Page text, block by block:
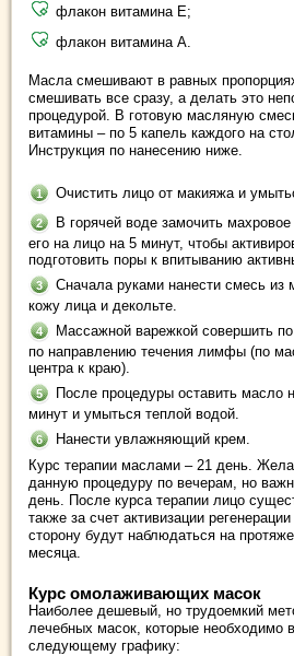
флакон витамина Е;
флакон витамина А.
Масла смешивают в равных
смешивать все сразу, а делать это
процедурой. В готовую масляную
витамины – по 5 капель каждого на
Инструкция по нанесению ниже.
Очистить лицо от макияжа и
В горячей воде замочить
его на лицо на 5 минут, чтобы
подготовить поры к впитыванию
Сначала руками нанести смесь из
кожу лица и декольте.
Массажной варежкой совершить
по направлению течения лимфы (по
центра к краю).
После процедуры оставить масло
минут и умыться теплой водой.
Нанести увлажняющий крем.
Курс терапии маслами – 21 день.
данную процедуру по вечерам, но
день. После курса терапии лицо
также за счет активизации
сторону будут наблюдаться на
месяца.
Курс омолаживающих масок
Наиболее дешевый, но трудоемкий
лечебных масок, которые необходимо
следующему графику: